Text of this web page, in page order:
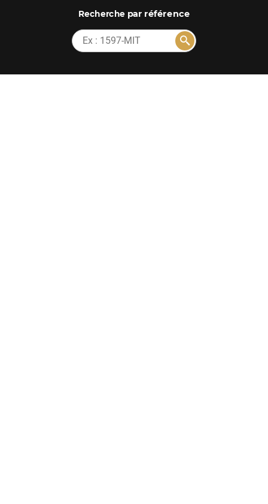
Recherchepar référence